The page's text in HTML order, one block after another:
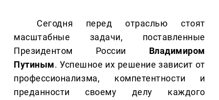
Сегодня перед отраслью стоят
масштабные задачи, поставленные
Президентом России Владимиром
Путиным. Успешное их решение зависит от
профессионализма, компетентности и
преданности своему делу каждого